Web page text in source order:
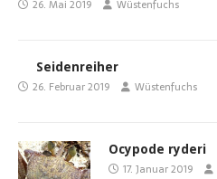
26. Mai 2019 Wüstenfuchs
Seidenreiher
26. Februar 2019 Wüstenfuchs
Ocypode ryderi
17. Januar 2019